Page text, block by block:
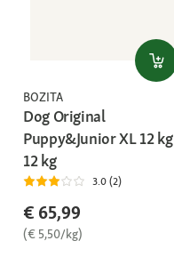
BOZITA
Dog Original
Puppy&Junior XL 12 kg
12 kg
3.0 (2)
€ 65,99
(€ 5,50/kg)